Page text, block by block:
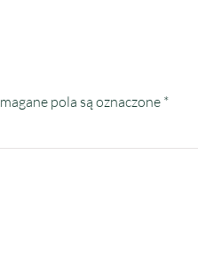
pola są oznaczone*